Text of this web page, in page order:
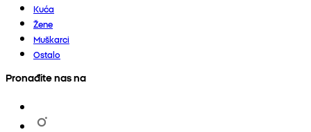
Kuća
Žene
Muškarci
Ostalo
Pronađite nas na